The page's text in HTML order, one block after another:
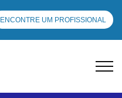
ENCONTRE UM PROFISSIONAL